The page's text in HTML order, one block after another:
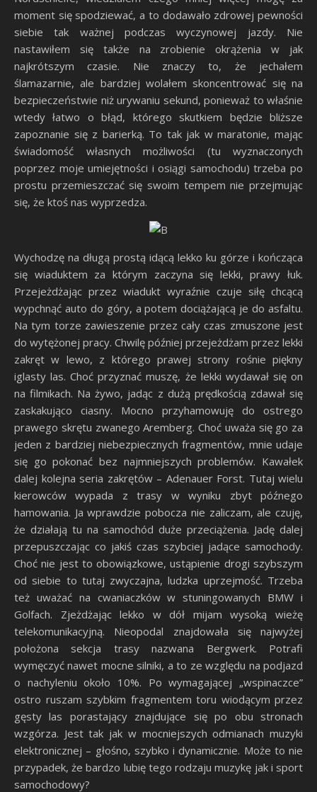
moment się spodziewać, a to dodawało zdrowej pewności
siebie tak ważnej podczas wyczynowej jazdy. Nie
nastawiłem się także na zrobienie okrążenia w jak
najkrótszym czasie. Nie znaczy to, że jechałem
ślamazarnie, ale bardziej wolałem skoncentrować się na
bezpieczeństwie niż urywaniu sekund, ponieważ to właśnie
wtedy łatwo o błąd, którego skutkiem będzie bliższe
zapoznanie się z barierką. To tak jak w maratonie, mając
świadomość własnych możliwości (tu wyznaczonych
poprzez moje umiejętności i osiągi samochodu) trzeba po
prostu przemieszczać się swoim tempem nie przejmując
się, że ktoś nas wyprzedza.
Wychodzę na długą prostą idącą lekko ku górze i kończąca
się wiaduktem za którym zaczyna się lekki, prawy łuk.
Przejeżdżając przez wiadukt wyraźnie czuje siłę chcącą
wypchnąć auto do góry, a potem dociążającą je do asfaltu.
Na tym torze zawieszenie przez cały czas zmuszone jest
do wytężonej pracy. Chwilę później przejeżdżam przez lekki
zakręt w lewo, z którego prawej strony rośnie piękny
iglasty las. Choć przyznać muszę, że lekki wydawał się on
na filmikach. Na żywo, jadąc z dużą prędkością zdawał się
zaskakująco ciasny. Mocno przyhamowuję do ostrego
prawego skrętu zwanego Aremberg. Choć uważa się go za
jeden z bardziej niebezpiecznych fragmentów, mnie udaje
się go pokonać bez najmniejszych problemów. Kawałek
dalej kolejna seria zakrętów – Adenauer Forst. Tutaj wielu
kierowców wypada z trasy w wyniku zbyt późnego
hamowania. Ja wprawdzie pobocza nie zaliczam, ale czuję,
że działają tu na samochód duże przeciążenia. Jadę dalej
przepuszczając co jakiś czas szybciej jadące samochody.
Choć nie jest to obowiązkowe, ustąpienie drogi szybszym
od siebie to tutaj zwyczajna, ludzka uprzejmość. Trzeba
też uważać na cwaniaczków w stuningowanych BMW i
Golfach. Zjeżdżając lekko w dół mijam wysoką wieżę
telekomunikacyjną. Nieopodal znajdowała się najwyżej
położona sekcja trasy nazwana Bergwerk. Potrafi
wymęczyć nawet mocne silniki, a to ze względu na podjazd
o nachyleniu około 10%. Po wymagającej „wspinaczce”
ostro ruszam szybkim fragmentem toru wiodącym przez
gęsty las porastający znajdujące się po obu stronach
wzgórza. Jest tak jak w mocniejszych odmianach muzyki
elektronicznej – głośno, szybko i dynamicznie. Może to nie
przypadek, że bardzo lubię tego rodzaju muzykę jak i sport
samochodowy?